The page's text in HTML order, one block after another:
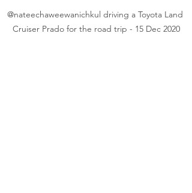
@nateechaweewanichkul driving a Toyota Land
Cruiser Prado for the road trip - 15 Dec 2020